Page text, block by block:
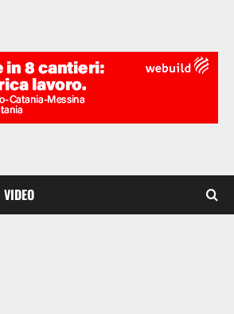
VIDEO